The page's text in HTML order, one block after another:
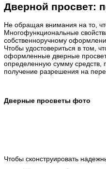
Дверной просвет:
Не обращая внимания на то,
Многофункциональные
собственноручному
Чтобы удостовериться в том,
оформленные дверные
определенную сумму средств,
получение разрешения на
Дверные просветы фото
Чтобы сконструировать